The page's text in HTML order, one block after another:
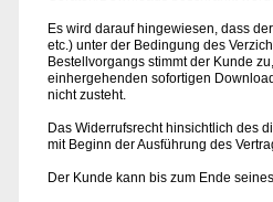
Es wird darauf hingewiesen, dass
etc.) unter der Bedingung des
Bestellvorgangs stimmt der Kunde
einhergehenden sofortigen
nicht zusteht.
Das Widerrufsrecht hinsichtlich des
mit Beginn der Ausführung des
Der Kunde kann bis zum Ende